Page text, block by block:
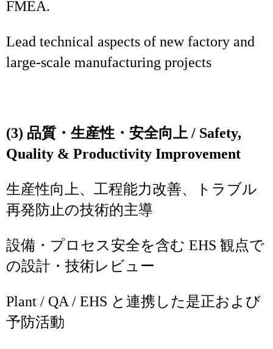
FMEA.
Lead technical aspects of new factory and
large‑scale manufacturing projects
(3) 品質・生産性・安全向上 / Safety,
Quality & Productivity Improvement
生産性向上、工程能力改善、トラブル
再発防止の技術的主導
設備・プロセス安全を含む EHS 観点で
の設計・技術レビュー
Plant / QA / EHS と連携した是正および
予防活動